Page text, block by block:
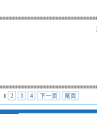
1 2 3 4 下一页 尾页